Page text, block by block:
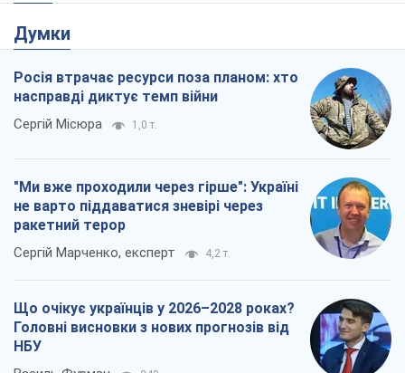
Думки
Росія втрачає ресурси поза планом: хто
насправді диктує темп війни
Сергій Місюра 1,0 т.
"Ми вже проходили через гірше": Україні
не варто піддаватися зневірі через
ракетний терор
Сергій Марченко, експерт 4,2 т.
Що очікує українців у 2026–2028 роках?
Головні висновки з нових прогнозів від
НБУ